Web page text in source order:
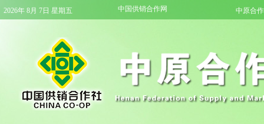
2026年 8月 7日 星期五 中国供销合作网 中原合